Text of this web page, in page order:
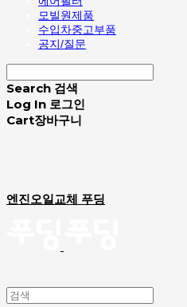
모빌원제품
수입차중고부품
공지/질문
Search 검색
Log In 로그인
Cart장바구니
엔진오일교체 푸딩